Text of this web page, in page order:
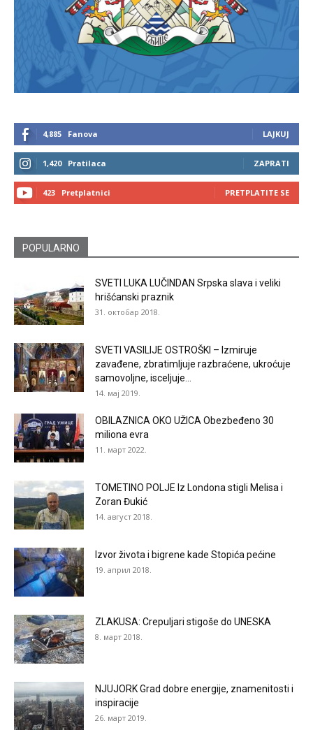
4,885 Fanova LAJKUJ
1,420 Pratilaca ZAPRATI
423 Pretplatnici PRETPLATITE SE
POPULARNO
SVETI LUKA LUČINDAN Srpska slava i veliki
hrišćanski praznik
31. октобар 2018.
SVETI VASILIJE OSTROŠKI – Izmiruje
zavađene, zbratimljuje razbraćene, ukroćuje
samovoljne, isceljuje...
14. мај 2019.
OBILAZNICA OKO UŽICA Obezbeđeno 30
miliona evra
11. март 2022.
TOMETINO POLJE Iz Londona stigli Melisa i
Zoran Đukić
14. август 2018.
Izvor života i bigrene kade Stopića pećine
19. април 2018.
ZLAKUSA: Crepuljari stigoše do UNESKA
8. март 2018.
NJUJORK Grad dobre energije, znamenitosti i
inspiracije
26. март 2019.